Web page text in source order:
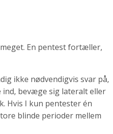
En pentest fortæller,
ikke nødvendigvis svar på,
bevæge sig lateralt eller
Hvis I kun pentester én
blinde perioder mellem